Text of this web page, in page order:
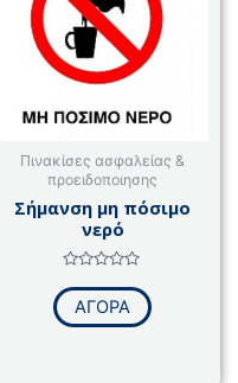
Πινακίσες ασφαλείας &
προειδοποιησης
Σήμανση μη πόσιμο
νερό
με
από
ΑΓΟΡΑ